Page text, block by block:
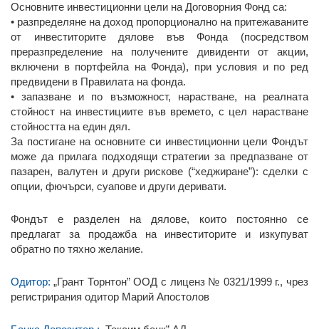
Основните инвестиционни цели на Договорния Фонд са:
• разпределяне на доход пропорционално на притежаваните
от инвеститорите дялове във Фонда (посредством
преразпределение на получените дивиденти от акции,
включени в портфейла на Фонда), при условия и по ред
предвидени в Правилата на фонда.
• запазване и по възможност, нарастване, на реалната
стойност на инвестициите във времето, с цел нарастване
стойността на един дял.
За постигане на основните си инвестиционни цели Фондът
може да прилага подходящи стратегии за предпазване от
пазарен, валутен и други рискове (“хеджиране”): сделки с
опции, фючърси, суапове и други деривати.
Фондът е разделен на дялове, които постоянно се
предлагат за продажба на инвеститорите и изкупуват
обратно по тяхно желание.
Одитор: „Грант Торнтон” ООД с лиценз № 0321/1999 г., чрез
регистрирания одитор Марий Апостолов